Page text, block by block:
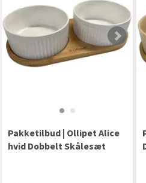
Pakketilbud | Ollipet Alice
hvid Dobbelt Skålesæt